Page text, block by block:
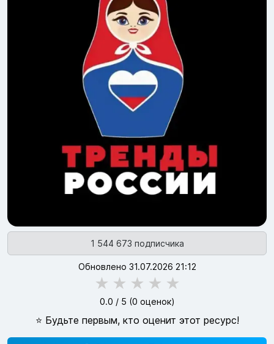
1 544 673 подписчика
Обновлено 31.07.2026 21:12
★ ★ ★ ★ ★
0.0 / 5 (0 оценок)
⭐ Будьте первым, кто оценит этот ресурс!